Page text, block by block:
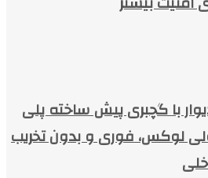
با گچبری پیش ساخته پلی
لوکس، فوری و بدون تخریب